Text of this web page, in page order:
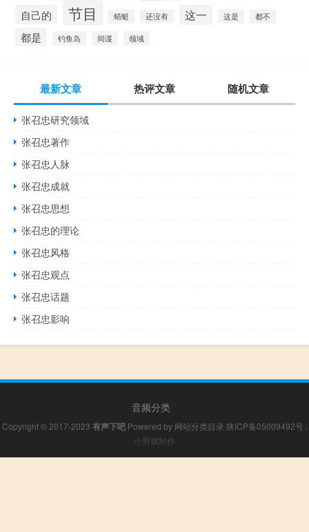
自己的 节目 蜻蜓 还没有 这一 这是 都不
都是 钓鱼岛 间谍 领域
最新文章 热评文章 随机文章
张召忠研究领域
张召忠著作
张召忠人脉
张召忠成就
张召忠思想
张召忠的理论
张召忠风格
张召忠观点
张召忠话题
张召忠影响
音频分类
Copyright © 2017-2023 有声下吧Powered by 网站分类目录 陕ICP备05009492号
小男孩制作